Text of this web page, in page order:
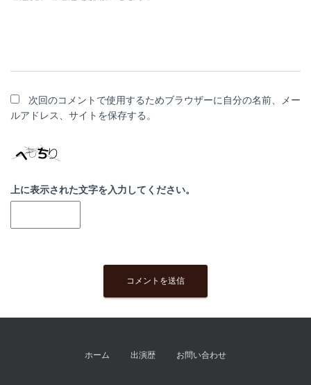
次回のコメントで使用するためブラウザーに自分の名前、メー
ルアドレス、サイトを保存する。
上に表示された文字を入力してください。
ホーム 出演歴 お問い合わせ